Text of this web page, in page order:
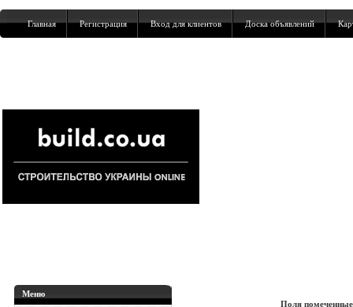
Главная Регистрация Вход для клиентов Доска объявлений
Меню
Поля